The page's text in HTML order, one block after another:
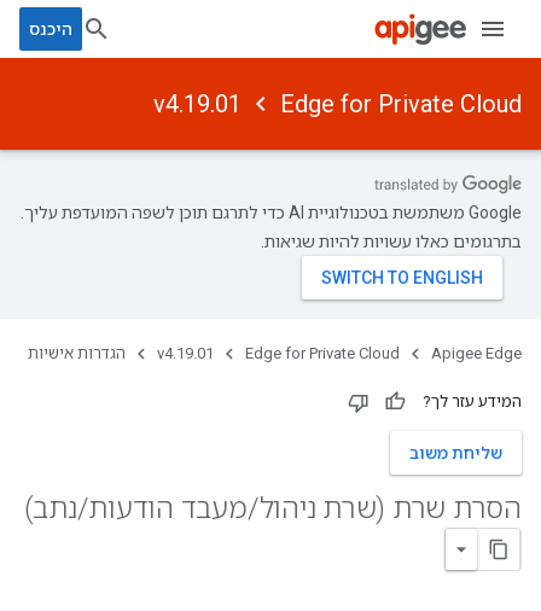
היכנס
Edge for Private Cloud
v4.19.01
‫Google משתמשת בטכנולוגיית AI כדי לתרגם תוכן לשפה המועדפת עליך.
בתרגומים כאלו עשויות להיות שגיאות.
Apigee Edge
Edge for Private Cloud
v4.19.01 הגדרות אישיות
המידע עזר לך?
שליחת משוב
הסרת שרת (שרת ניהול/מעבד הודעות/נתב)